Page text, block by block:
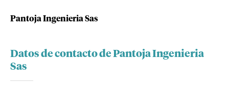
Pantoja Ingenieria Sas
Datos de contacto de Pantoja Ingenieria
Sas